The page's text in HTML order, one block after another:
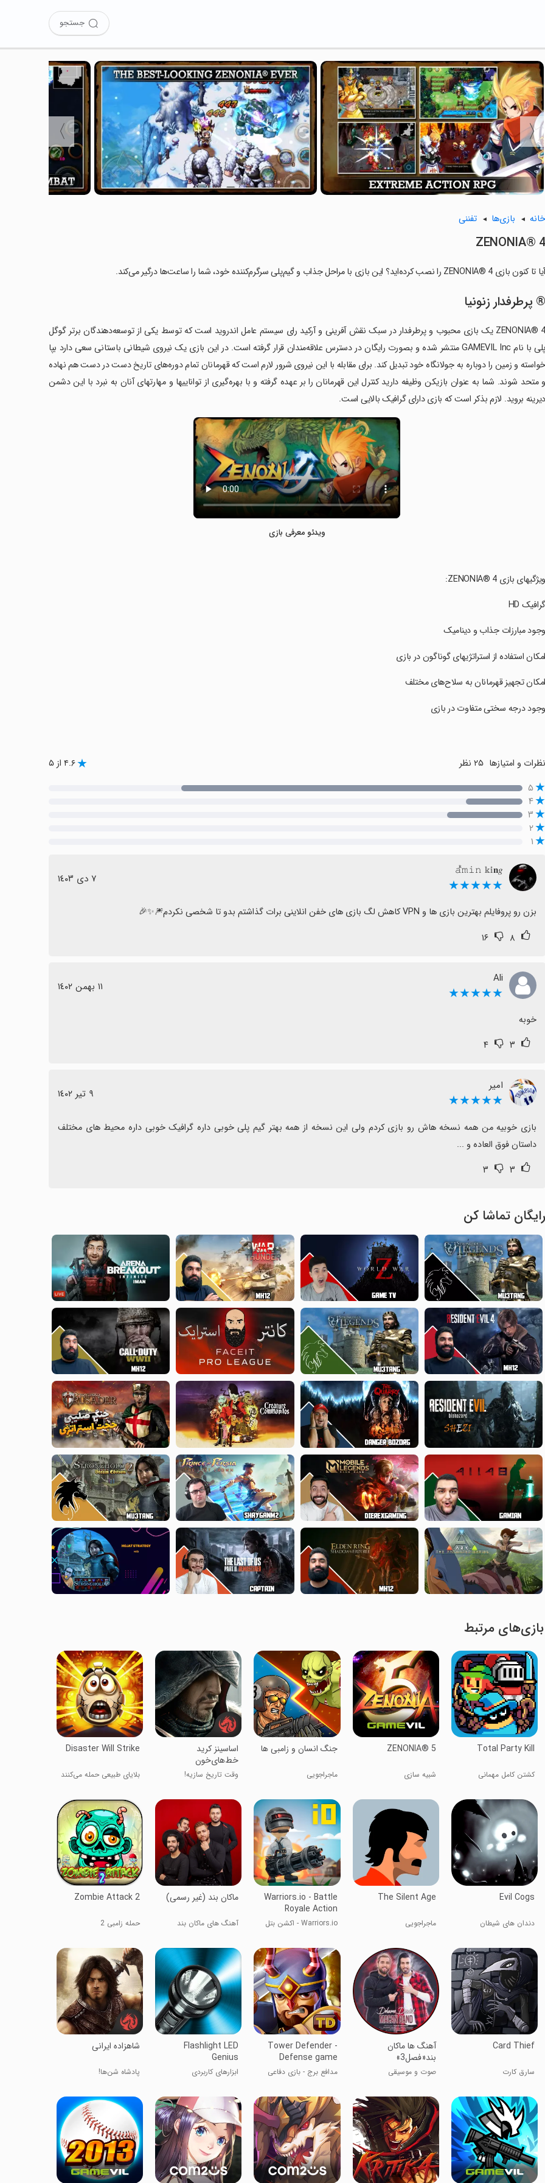
جستجو
〈
〉
خانه بازی‌ها تفننی
ZENONIA® 4
آیا تا کنون بازی ZENONIA® 4 را نصب کرده‌اید؟ این بازی با مراحل جذاب و گیم‌پلی سرگرم‌کننده خود، شما را ساعت‌ها درگیر می‌کند.
® پرطرفدار زنونیا
ZENONIA® 4 یک بازی محبوب و پرطرفدار در سبک نقش آفرینی و آرکید رای سیستم عامل اندروید است که توسط یکی از توسعه‌دهندگان برتر گوگل
پلی با نام GAMEVIL Inc منتشر شده و بصورت رایگان در دسترس علاقه‌مندان قرار گرفته است. در این بازی یک نیروی شیطانی باستانی سعی دارد بپا
خواسته و زمین را دوباره به جولانگاه خود تبدیل کند. برای مقابله با این نیروی شرور لارم است که قهرمانان تمام دوره‌های تاریخ دست در دست هم نهاده
و متحد شوند. شما به عنوان بازیکن وظیفه دارید کنترل این قهرمانان را بر عهده گرفته و با بهره‌گیری از تواناییها و مهارتهای آنان به نبرد با این دشمن
دیرینه بروید. لازم بذکر است که بازی دارای گرافیک بالایی است.
ویدئو معرفی بازی
‏ویژگیهای بازی ZENONIA® 4:
‏گرافیک HD
‏وجود مبارزات جذاب و دینامیک
‏امکان استفاده از استراتژیهای گوناگون در بازی
‏امکان تجهیز قهرمانان به سلاح‌های مختلف
‏وجود درجه سختی متفاوت در بازی
نظرات و امتیازها ۲۵ نظر ۴.۶ از ۵
۵
۴
۳
۲
۱
𝚊ᷢ𝚖𝚒𝚗 𝕜𝕚𝐧𝑔
★★★★★ ٧ دی ١٤٠٣
بزن رو پروفایلم بهترین بازی ها و VPN کاهش لگ بازی های خفن انلاینی برات گذاشتم بدو تا شخصی نکردم🎆✨🎉
۸ ۱۶
Ali
★★★★★ ١١ بهمن ١٤٠٢
خوبه
۳ ۴
امیر
★★★★★ ٩ تیر ١٤٠٢
داستان فوق العاده و ...
۳ ۳
رایگان تماشا کن
بازی‌های مرتبط
Total Party Kill
کشتن کامل مهمانی
ZENONIA® 5
شبیه سازی
جنگ انسان و زامبی ها
ماجراجویی
اساسینز کرید
خط‌های‌خون
وقت تاریخ سازیه!
Disaster Will Strike
بلایای طبیعی حمله می‌کنند
Evil Cogs
دندان های شیطان
The Silent Age
ماجراجویی
Warriors.io - Battle
Royale Action
Warriors.io - اکشن بتل
ماکان بند (غیر رسمی)
آهنگ های ماکان بند
Zombie Attack 2
حمله زامبی 2
Card Thief
سارق کارت
آهنگ ها ماکان
بند«فصل3»
صوت و موسیقی
Tower Defender -
Defense game
مدافع برج - بازی دفاعی
Flashlight LED
Genius
ابزارهای کاربردی
شاهزاده ایرانی
پادشاه شن‌ها!